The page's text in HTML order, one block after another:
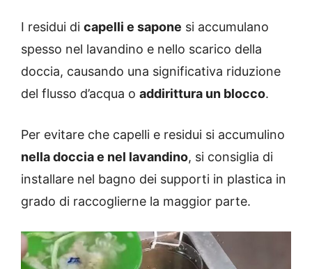
I residui di capelli e sapone si accumulano
spesso nel lavandino e nello scarico della
doccia, causando una significativa riduzione
del flusso d’acqua o addirittura un blocco.
Per evitare che capelli e residui si accumulino
nella doccia e nel lavandino, si consiglia di
installare nel bagno dei supporti in plastica in
grado di raccoglierne la maggior parte.